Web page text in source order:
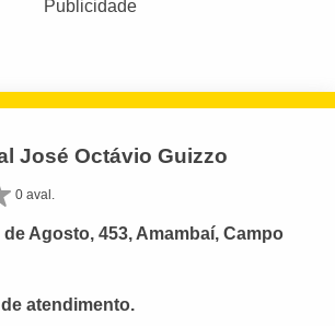
Publicidade
José Octávio Guizzo
0 aval.
de Agosto, 453, Amambaí, Campo
atendimento.